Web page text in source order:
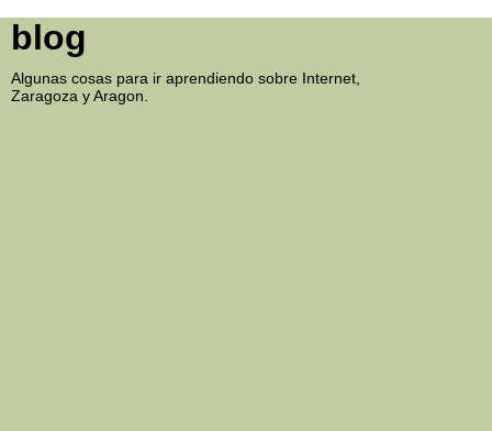
blog
Algunas cosas para ir aprendiendo sobre Internet,
Zaragoza y Aragon.